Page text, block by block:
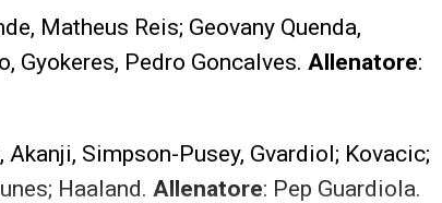
Matheus Reis; Geovany Quenda,
Gyokeres, Pedro Goncalves. Allenatore:
Simpson-Pusey, Gvardiol; Kovacic;
Haaland. Allenatore: Pep Guardiola.